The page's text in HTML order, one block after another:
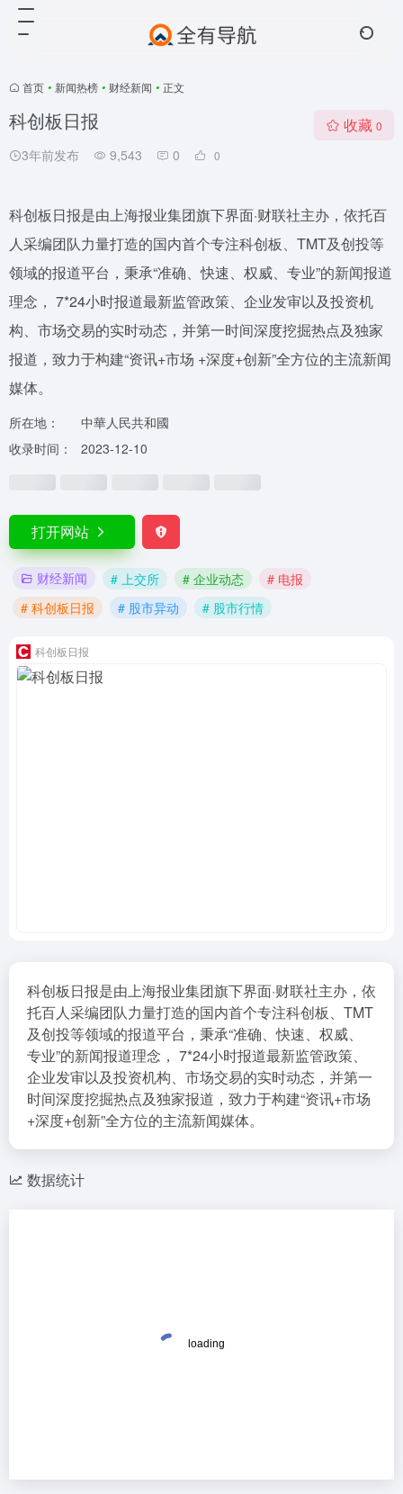
首页 • 新闻热榜 • 财经新闻 • 正文
科创板日报
3年前发布 9,543 0 0
收藏 0
科创板日报是由上海报业集团旗下界面·财联社主办，依托百
人采编团队力量打造的国内首个专注科创板、TMT及创投等
领域的报道平台，秉承“准确、快速、权威、专业”的新闻报道
理念， 7*24小时报道最新监管政策、企业发审以及投资机
构、市场交易的实时动态，并第一时间深度挖掘热点及独家
报道，致力于构建“资讯+市场 +深度+创新”全方位的主流新闻
媒体。
所在地：
中華人民共和國
收录时间：
2023-12-10
打开网站
财经新闻 # 上交所 # 企业动态
# 电报
# 科创板日报
# 股市异动 # 股市行情
科创板日报
科创板日报是由上海报业集团旗下界面·财联社主办，依
托百人采编团队力量打造的国内首个专注科创板、TMT
及创投等领域的报道平台，秉承“准确、快速、权威、
专业”的新闻报道理念， 7*24小时报道最新监管政策、
企业发审以及投资机构、市场交易的实时动态，并第一
时间深度挖掘热点及独家报道，致力于构建“资讯+市场
+深度+创新”全方位的主流新闻媒体。
数据统计